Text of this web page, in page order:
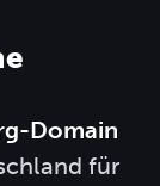
Domain
für